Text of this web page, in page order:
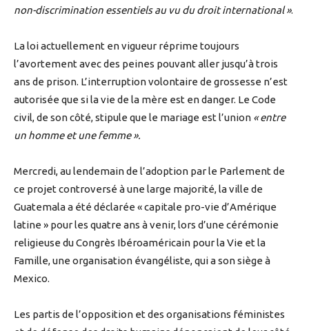
non-discrimination essentiels au vu du droit international ».
La loi actuellement en vigueur réprime toujours
l’avortement avec des peines pouvant aller jusqu’à trois
ans de prison. L’interruption volontaire de grossesse n’est
autorisée que si la vie de la mère est en danger. Le Code
civil, de son côté, stipule que le mariage est l’union « entre
un homme et une femme ».
Mercredi, au lendemain de l’adoption par le Parlement de
ce projet controversé à une large majorité, la ville de
Guatemala a été déclarée « capitale pro-vie d’Amérique
latine » pour les quatre ans à venir, lors d’une cérémonie
religieuse du Congrès Ibéroaméricain pour la Vie et la
Famille, une organisation évangéliste, qui a son siège à
Mexico.
Les partis de l’opposition et des organisations féministes